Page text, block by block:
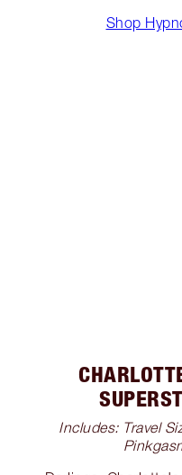
Shop
Includes: Travel